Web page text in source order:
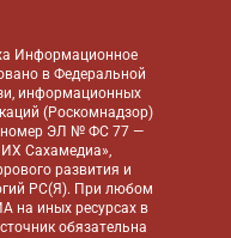
Информационное
в Федеральной
информационных
(Роскомнадзор)
номер ЭЛ № ФС 77 —
Сахамедиа»,
развития и
РС(Я). При любом
на иных ресурсах в
обязательна